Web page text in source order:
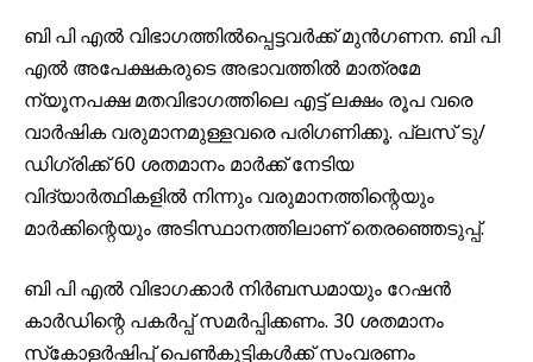
ബി പി എൽ വിഭാഗത്തിൽപ്പെട്ടവർക്ക് മുൻഗണന. ബി പി
എൽ അപേക്ഷകരുടെ അഭാവത്തിൽ മാത്രമേ
ന്യൂനപക്ഷ മതവിഭാഗത്തിലെ എട്ട് ലക്ഷം രൂപ വരെ
വാർഷിക വരുമാനമുള്ളവരെ പരിഗണിക്കൂ. പ്ലസ് ടു/
ഡിഗ്രിക്ക് 60 ശതമാനം മാർക്ക് നേടിയ
വിദ്യാർത്ഥികളിൽ നിന്നും വരുമാനത്തിന്റെയും
മാർക്കിന്റെയും അടിസ്ഥാനത്തിലാണ് തെരഞ്ഞെടുപ്പ്.
ബി പി എൽ വിഭാഗക്കാർ നിർബന്ധമായും റേഷൻ
കാർഡിന്റെ പകർപ്പ് സമർപ്പിക്കണം. 30 ശതമാനം
സ്‌കോളർഷിപ്പ് പെൺകുട്ടികൾക്ക് സംവരണം